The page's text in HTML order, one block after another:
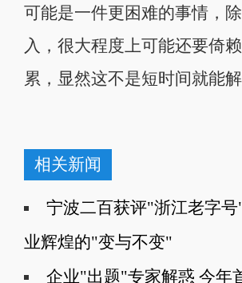
可能是一件更困难的事情，
入，很大程度上可能还要倚
累，显然这不是短时间就能解
相关新闻
宁波二百获评"浙江老字号
业辉煌的"变与不变"
企业"出题"专家解惑 今年